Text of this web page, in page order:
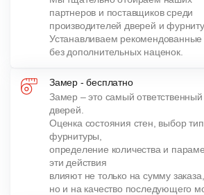
партнеров и поставщиков среди
производителей дверей и
Устанавливаем
без дополнительных наценок.
Замер - бесплатно
Замер – это самый ответственный
дверей.
Оценка состояния стен, выбор
фурнитуры,
определение количества и
эти действия
влияют не только на сумму заказа,
но и на качество последующего